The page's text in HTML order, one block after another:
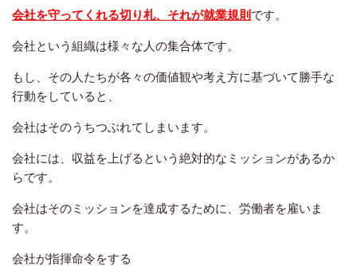
会社を守ってくれる切り札、それが就業規則です。
会社という組織は様々な人の集合体です。
もし、その人たちが各々の価値観や考え方に基づいて勝手な
行動をしていると、
会社はそのうちつぶれてしまいます。
会社には、収益を上げるという絶対的なミッションがあるか
らです。
会社はそのミッションを達成するために、労働者を雇いま
す。
会社が指揮命令をする